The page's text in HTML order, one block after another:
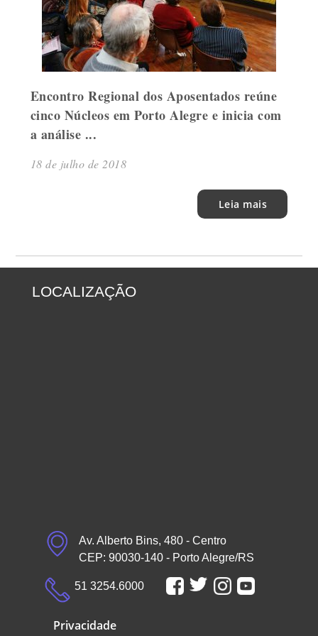
Encontro Regional dos Aposentados reúne
cinco Núcleos em Porto Alegre e inicia com
a análise ...
18 de julho de 2018
Leia mais
LOCALIZAÇÃO
Av. Alberto Bins, 480 - Centro
CEP: 90030-140 - Porto Alegre/RS
51 3254.6000
Privacidade